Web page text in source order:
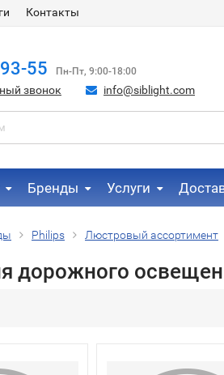
Контакты
55 Пн-Пт, 9:00-18:00
звонок info@siblight.com
Бренды Услуги
Philips Люстровый ассортимент
дорожного